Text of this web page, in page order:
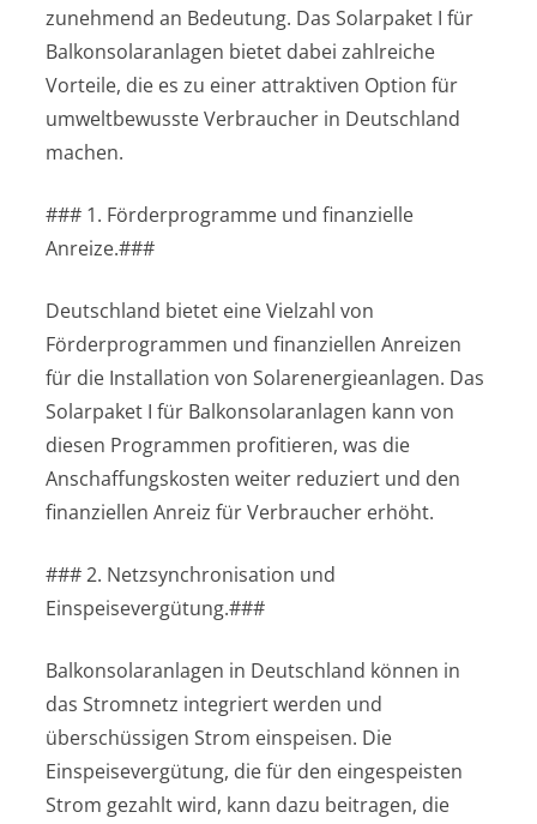
zunehmend an Bedeutung. Das Solarpaket I für
Balkonsolaranlagen bietet dabei zahlreiche
Vorteile, die es zu einer attraktiven Option für
umweltbewusste Verbraucher in Deutschland
machen.
### 1. Förderprogramme und finanzielle
Anreize.###
Deutschland bietet eine Vielzahl von
Förderprogrammen und finanziellen Anreizen
für die Installation von Solarenergieanlagen. Das
Solarpaket I für Balkonsolaranlagen kann von
diesen Programmen profitieren, was die
Anschaffungskosten weiter reduziert und den
finanziellen Anreiz für Verbraucher erhöht.
### 2. Netzsynchronisation und
Einspeisevergütung.###
Balkonsolaranlagen in Deutschland können in
das Stromnetz integriert werden und
überschüssigen Strom einspeisen. Die
Einspeisevergütung, die für den eingespeisten
Strom gezahlt wird, kann dazu beitragen, die